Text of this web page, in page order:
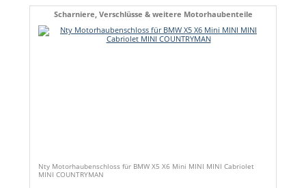
Scharniere, Verschlüsse & weitere Motorhaubenteile
Nty Motorhaubenschloss für BMW X5 X6 Mini MINI MINI Cabriolet
MINI COUNTRYMAN